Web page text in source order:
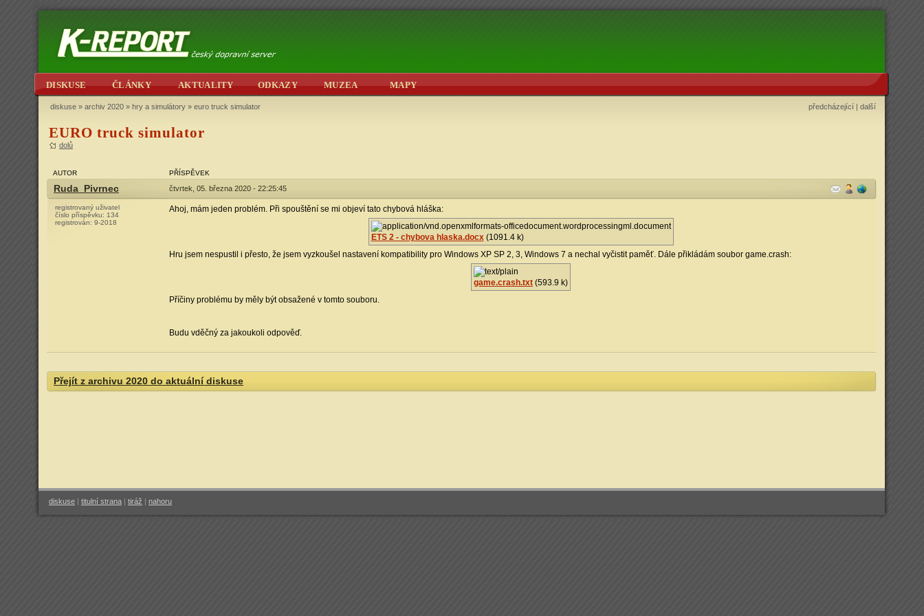
DISKUSE ČLÁNKY AKTUALITY ODKAZY MUZEA MAPY
diskuse » archiv 2020 » hry a simulátory » euro truck simulator předcházející | další
EURO truck simulator
dolů
AUTOR PŘÍSPĚVEK
Ruda_Pivrnec čtvrtek, 05. března 2020 - 22:25:45
registrovaný uživatel
číslo příspěvku: 134
registrován: 9-2018
Ahoj, mám jeden problém. Při spouštění se mi objeví tato chybová hláška:
ETS 2 - chybova hlaska.docx(1091.4 k)
Hru jsem nespustil i přesto, že jsem vyzkoušel nastavení kompatibility pro Windows XP SP 2, 3, Windows 7 a nechal vyčistit paměť. Dále přikládám soubor game.crash:
game.crash.txt (593.9 k)
Příčiny problému by měly být obsažené v tomto souboru.
Budu vděčný za jakoukoli odpověď.
Přejít z archivu 2020 do aktuální diskuse
diskuse | titulní strana | tiráž | nahoru